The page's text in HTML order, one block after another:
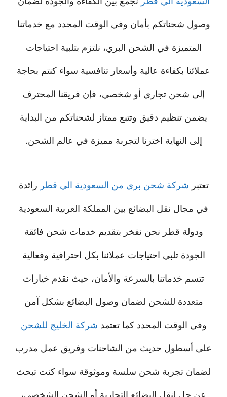
وصول شحناتكم بأمان وفي الوقت المحدد مع خدماتنا
المتميزة في الشحن البري، نلتزم بتلبية احتياجات
عملائنا بكفاءة عالية وأسعار تنافسية سواء كنتم بحاجة
إلى شحن تجاري أو شخصي، فإن فريقنا المحترف
يضمن تنظيم دقيق وتتبع ممتاز لشحناتكم من البداية
إلى النهاية اخترنا لتجربة مميزة في عالم الشحن.
تعتبر شركة شحن بري من السعودية الي قطر رائدة
في مجال نقل البضائع بين المملكة العربية السعودية
ودولة قطر نحن نفخر بتقديم خدمات شحن فائقة
الجودة تلبي احتياجات عملائنا بكل احترافية وفعالية
تتسم خدماتنا بالسرعة والأمان، حيث نقدم خيارات
متعددة للشحن لضمان وصول البضائع بشكل آمن
وفي الوقت المحدد كما تعتمد شركة الخليج للشحن
على أسطول حديث من الشاحنات وفريق عمل مدرب
لضمان تجربة شحن سلسة وموثوقة سواء كنت تبحث
عن حل لنقل البضائع التجارية أو الشحن الشخصي،